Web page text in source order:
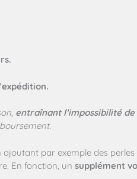
entraînant l’impossibilité
ajoutant par exemple des
En fonction, un supplément